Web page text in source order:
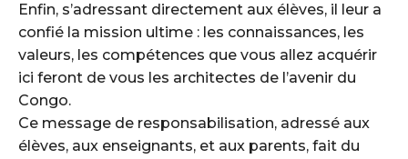
Enfin, s’adressant directement aux élèves, il leur a
confié la mission ultime : les connaissances, les
valeurs, les compétences que vous allez acquérir
ici feront de vous les architectes de l’avenir du
Congo.
Ce message de responsabilisation, adressé aux
élèves, aux enseignants, et aux parents, fait du